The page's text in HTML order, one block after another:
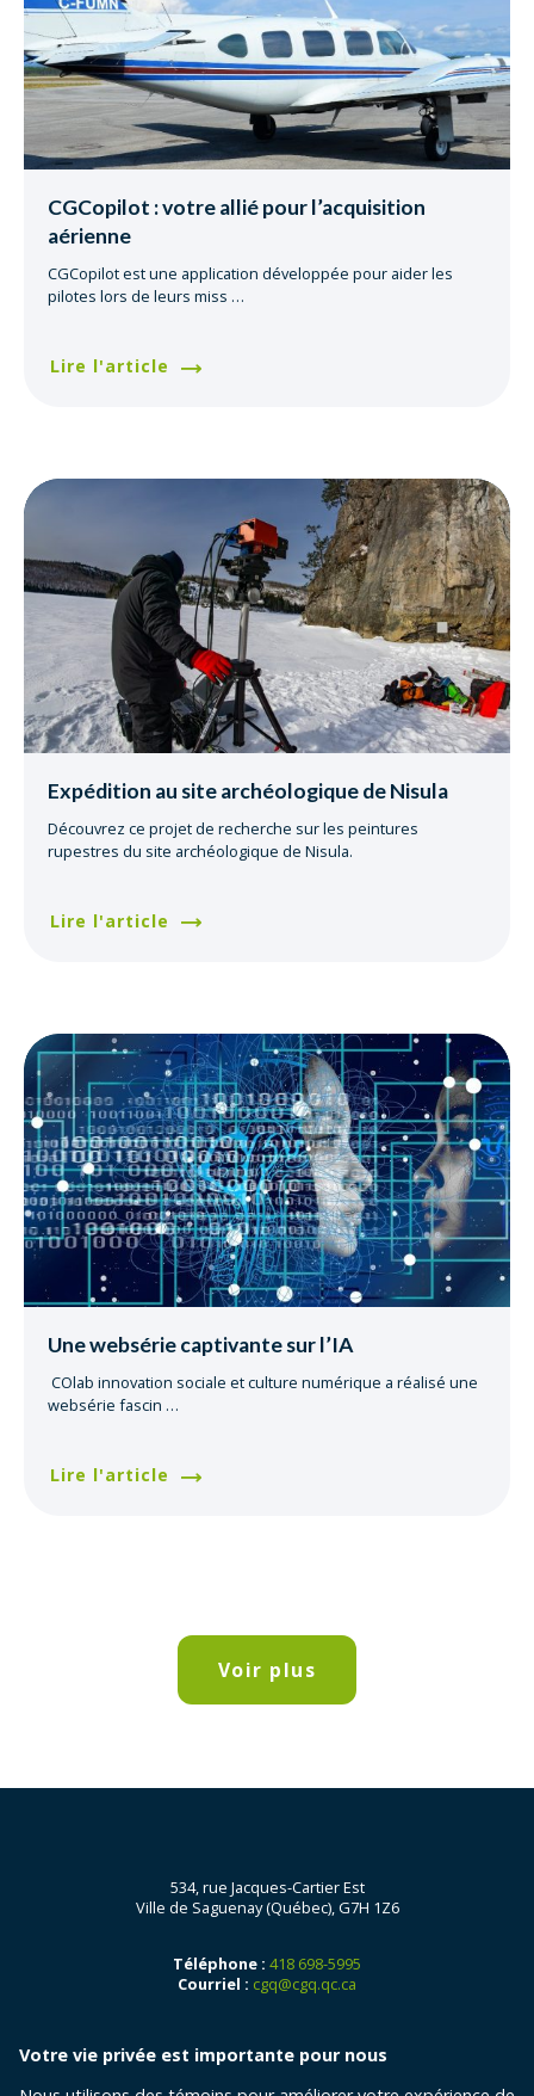
CGCopilot : votre allié pour l’acquisition
aérienne
CGCopilot est une application développée pour aider les
pilotes lors de leurs miss …
Lire l'article
Expédition au site archéologique de Nisula
Découvrez ce projet de recherche sur les peintures
rupestres du site archéologique de Nisula.
Lire l'article
Une websérie captivante sur l’IA
COlab innovation sociale et culture numérique a réalisé une
websérie fascin …
Lire l'article
Voir plus
534, rue Jacques-Cartier Est
Ville de Saguenay (Québec), G7H 1Z6
Téléphone : 418 698-5995
Courriel : cgq@cgq.qc.ca
Votre vie privée est importante pour nous